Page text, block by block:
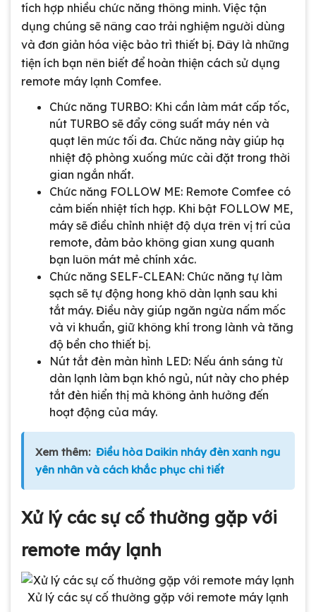
tích hợp nhiều chức năng thông minh. Việc tận
dụng chúng sẽ nâng cao trải nghiệm người dùng
và đơn giản hóa việc bảo trì thiết bị. Đây là những
tiện ích bạn nên biết để hoàn thiện cách sử dụng
remote máy lạnh Comfee.
Chức năng TURBO: Khi cần làm mát cấp tốc,
nút TURBO sẽ đẩy công suất máy nén và
quạt lên mức tối đa. Chức năng này giúp hạ
nhiệt độ phòng xuống mức cài đặt trong thời
gian ngắn nhất.
Chức năng FOLLOW ME: Remote Comfee có
cảm biến nhiệt tích hợp. Khi bật FOLLOW ME,
máy sẽ điều chỉnh nhiệt độ dựa trên vị trí của
remote, đảm bảo không gian xung quanh
bạn luôn mát mẻ chính xác.
Chức năng SELF-CLEAN: Chức năng tự làm
sạch sẽ tự động hong khô dàn lạnh sau khi
tắt máy. Điều này giúp ngăn ngừa nấm mốc
và vi khuẩn, giữ không khí trong lành và tăng
độ bền cho thiết bị.
Nút tắt đèn màn hình LED: Nếu ánh sáng từ
dàn lạnh làm bạn khó ngủ, nút này cho phép
tắt đèn hiển thị mà không ảnh hưởng đến
hoạt động của máy.
Xem thêm: Điều hòa Daikin nháy đèn xanh ngu
yên nhân và cách khắc phục chi tiết
Xử lý các sự cố thường gặp với
remote máy lạnh
Xử lý các sự cố thường gặp với remote máy lạnh